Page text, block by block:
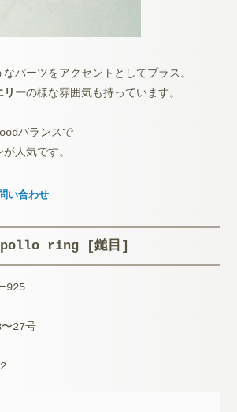
パーツをアクセントとしてプラス。
リーの様な雰囲気も持っています。
バランスで
人気です。
い合わせ
ring [鎚目]
925
27号